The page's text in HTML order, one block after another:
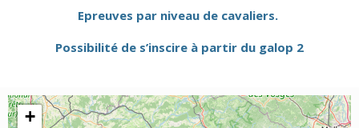
Epreuves par niveau de cavaliers.
Possibilité de s’inscire à partir du galop 2
+